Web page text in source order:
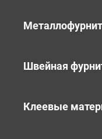
Швейная
Клеевые